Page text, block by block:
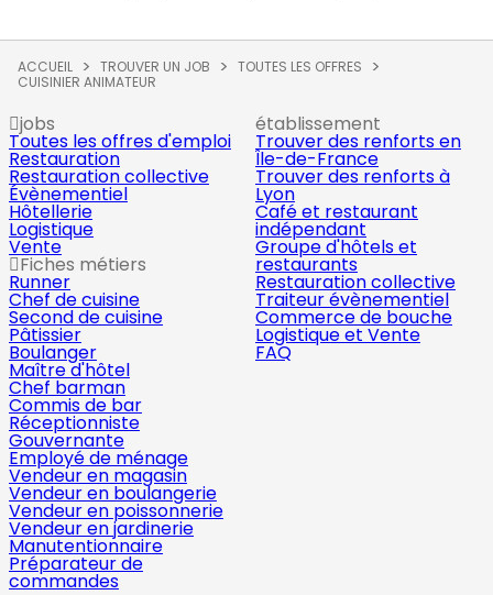
ACCUEIL TROUVER UN JOB
TOUTES LES OFFRES
CUISINIER ANIMATEUR
jobs
Toutes les offres d'emploi
Restauration
Restauration collective
Évènementiel
Hôtellerie
Logistique
Vente
Fiches métiers
Runner
Chef de cuisine
Second de cuisine
Pâtissier
Boulanger
Maître d'hôtel
Chef barman
Commis de bar
Réceptionniste
Gouvernante
Employé de ménage
Vendeur en magasin
Vendeur en boulangerie
Vendeur en poissonnerie
Vendeur en jardinerie
Manutentionnaire
Préparateur de
commandes
établissement
Trouver des renforts en
Île-de-France
Trouver des renforts à
Lyon
Café et restaurant
indépendant
Groupe d'hôtels et
restaurants
Restauration collective
Traiteur évènementiel
Commerce de bouche
Logistique et Vente
FAQ